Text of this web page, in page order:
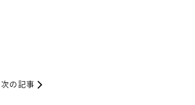
次の記事